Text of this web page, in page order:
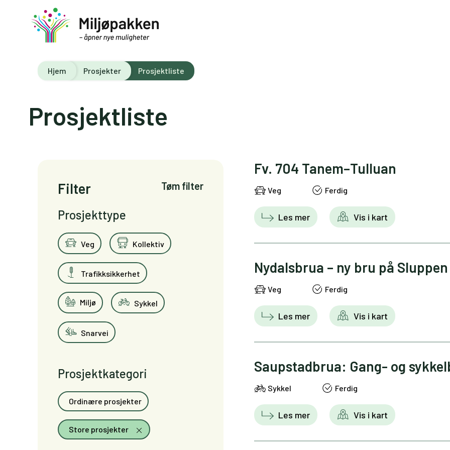
Hjem Prosjekter Prosjektliste
Prosjektliste
Filter Tøm filter
Prosjekttype
Veg Kollektiv
Trafikksikkerhet
Miljø Sykkel
Snarvei
Prosjektkategori
Ordinære prosjekter
Store prosjekter
Fv. 704 Tanem–Tulluan
Veg Ferdig
Les mer Vis i kart
Nydalsbrua – ny bru på Sluppen
Veg Ferdig
Les mer Vis i kart
Saupstadbrua: Gang- og
Sykkel Ferdig
Les mer Vis i kart